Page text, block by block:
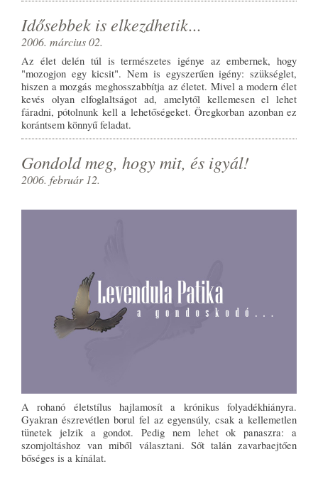
Idősebbek is elkezdhetik...
2006. március 02.
Az élet delén túl is természetes igénye az embernek, hogy
"mozogjon egy kicsit". Nem is egyszerűen igény: szükséglet,
hiszen a mozgás meghosszabbítja az életet. Mivel a modern élet
kevés olyan elfoglaltságot ad, amelytől kellemesen el lehet
fáradni, pótolnunk kell a lehetőségeket. Öregkorban azonban ez
korántsem könnyű feladat.
Gondold meg, hogy mit, és igyál!
2006. február 12.
A rohanó életstílus hajlamosít a krónikus folyadékhiányra.
Gyakran észrevétlen borul fel az egyensúly, csak a kellemetlen
tünetek jelzik a gondot. Pedig nem lehet ok panaszra: a
szomjoltáshoz van miből választani. Sőt talán zavarbaejtően
bőséges is a kínálat.